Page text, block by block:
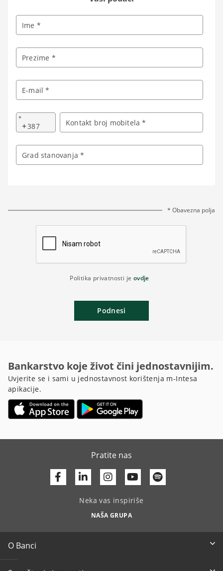
Ime *
Prezime *
E-mail *
*
+ Kontakt broj mobitela *
Grad stanovanja *
* Obavezna polja
Politika privatnosti je ovdje
Podnesi
Bankarstvo koje život čini jednostavnijim.
Uvjerite se i sami u jednostavnost korištenja m-Intesa
apikacije.
Pratite nas
Facebook
Linkedin Youtube
Neka vas inspiriše
NAŠA GRUPA
O Banci